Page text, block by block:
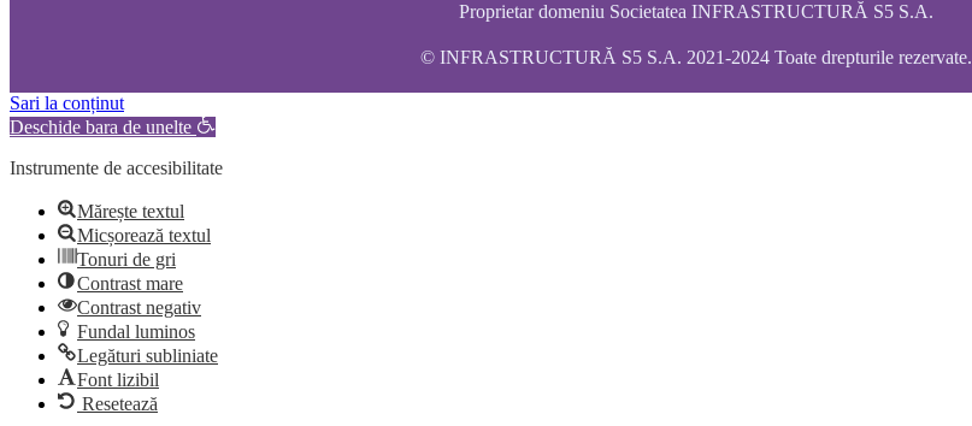
Proprietar domeniu Societatea INFRASTRUCTURĂ S5 S.A.
© INFRASTRUCTURĂ S5 S.A. 2021-2024 Toate drepturile rezervate.
Sari la conținut
Deschide bara de unelte
Instrumente de accesibilitate
Mărește textul
Micșorează textul
Tonuri de gri
Contrast mare
Contrast negativ
Fundal luminos
Legături subliniate
Font lizibil
Resetează